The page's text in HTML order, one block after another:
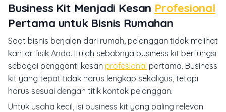
Business Kit Menjadi Kesan Profesional
Pertama untuk Bisnis Rumahan
Saat bisnis berjalan dari rumah, pelanggan tidak melihat
kantor fisik Anda. Itulah sebabnya business kit berfungsi
sebagai pengganti kesan profesional pertama. Business
kit yang tepat tidak harus lengkap sekaligus, tetapi
harus sesuai dengan titik kontak pelanggan.
Untuk usaha kecil, isi business kit yang paling relevan